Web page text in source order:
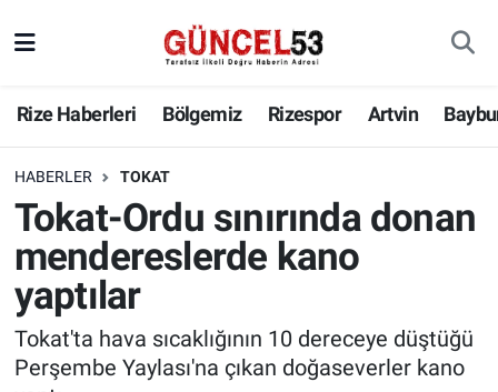
Rize Haberleri Bölgemiz Rizespor Artvin
HABERLER TOKAT
Tokat-Ordu sınırında donan
mendereslerde kano
yaptılar
Tokat'ta hava sıcaklığının 10 dereceye düştüğü
Perşembe Yaylası'na çıkan doğaseverler kano